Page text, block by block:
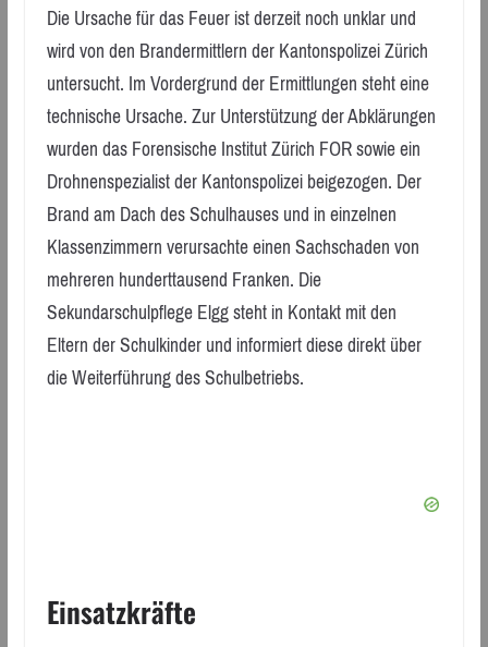
Die Ursache für das Feuer ist derzeit noch unklar und
wird von den Brandermittlern der Kantonspolizei Zürich
untersucht. Im Vordergrund der Ermittlungen steht eine
technische Ursache. Zur Unterstützung der Abklärungen
wurden das Forensische Institut Zürich FOR sowie ein
Drohnenspezialist der Kantonspolizei beigezogen. Der
Brand am Dach des Schulhauses und in einzelnen
Klassenzimmern verursachte einen Sachschaden von
mehreren hunderttausend Franken. Die
Sekundarschulpflege Elgg steht in Kontakt mit den
Eltern der Schulkinder und informiert diese direkt über
die Weiterführung des Schulbetriebs.
Einsatzkräfte